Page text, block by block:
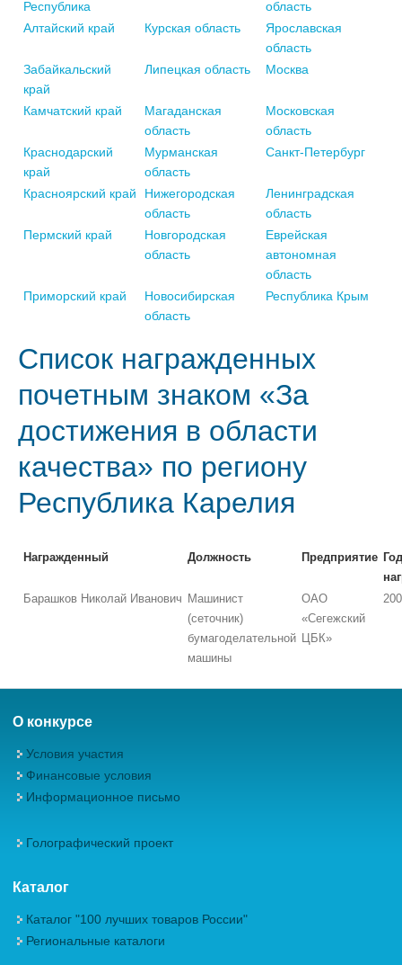
Республика
область
Алтайский край
Курская область
Ярославская
область
Забайкальский
край
Липецкая область Москва
Камчатский край
Магаданская
область
Московская
область
Краснодарский
край
Мурманская
область
Санкт-Петербург
Красноярский край
Нижегородская
область
Ленинградская
область
Пермский край
Новгородская
область
Еврейская
автономная
область
Приморский край
Новосибирская
область
Республика Крым
Список награжденных
почетным знаком «За
достижения в области
качества» по региону
Республика Карелия
Награжденный Должность Предприятие Год
Барашков Николай Иванович Машинист
(сеточник)
бумагоделательной
машины
ОАО
«Сегежский
ЦБК»
О конкурсе
Условия участия
Финансовые условия
Информационное письмо
Голографический проект
Каталог
Каталог "100 лучших товаров России"
Региональные каталоги